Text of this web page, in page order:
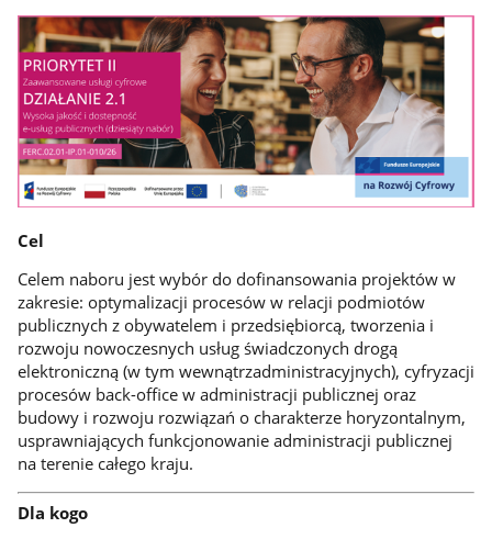
Cel
Celem naboru jest wybór do dofinansowania projektów w
zakresie: optymalizacji procesów w relacji podmiotów
publicznych z obywatelem i przedsiębiorcą, tworzenia i
rozwoju nowoczesnych usług świadczonych drogą
elektroniczną (w tym wewnątrzadministracyjnych), cyfryzacji
procesów back-office w administracji publicznej oraz
budowy i rozwoju rozwiązań o charakterze horyzontalnym,
usprawniających funkcjonowanie administracji publicznej
na terenie całego kraju.
Dla kogo